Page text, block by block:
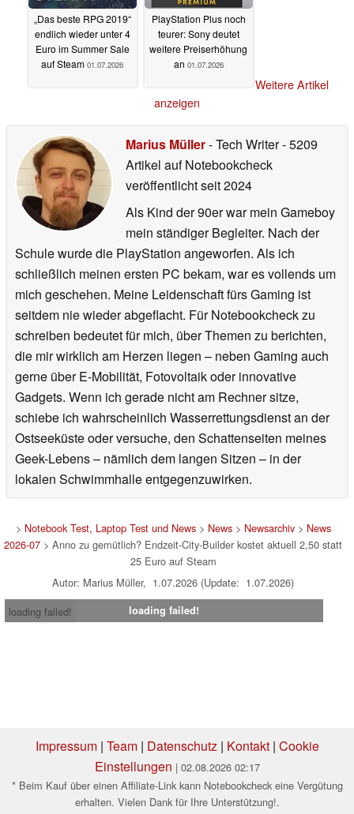
„Das beste RPG 2019“
endlich wieder unter 4
Euro im Summer Sale
auf Steam 01.07.2026
PlayStation Plus noch
teurer: Sony deutet
weitere Preiserhöhung
an 01.07.2026
Weitere Artikel
anzeigen
Marius Müller- Tech Writer- 5209
Artikel auf Notebookcheck
veröffentlichtseit 2024
Als Kind der 90er war mein Gameboy
mein ständiger Begleiter. Nach der
Schule wurde die PlayStation angeworfen. Als ich
schließlich meinen ersten PC bekam, war es vollends um
mich geschehen. Meine Leidenschaft fürs Gaming ist
seitdem nie wieder abgeflacht. Für Notebookcheck zu
schreiben bedeutet für mich, über Themen zu berichten,
die mir wirklich am Herzen liegen – neben Gaming auch
gerne über E-Mobilität, Fotovoltaik oder innovative
Gadgets. Wenn ich gerade nicht am Rechner sitze,
schiebe ich wahrscheinlich Wasserrettungsdienst an der
Ostseeküste oder versuche, den Schattenseiten meines
Geek-Lebens – nämlich dem langen Sitzen – in der
lokalen Schwimmhalle entgegenzuwirken.
> Notebook Test, Laptop Test und News> News> Newsarchiv> News
2026-07 > Anno zu gemütlich? Endzeit-City-Builder kostet aktuell 2,50 statt
25 Euro auf Steam
Autor: Marius Müller, 1.07.2026 (Update: 1.07.2026)
loading failed!
loading failed!
Impressum| Team| Datenschutz| Kontakt| Cookie
Einstellungen | 02.08.2026 02:17
* Beim Kauf über einen Affiliate-Link kann Notebookcheck eine Vergütung
erhalten. Vielen Dank für Ihre Unterstützung!.